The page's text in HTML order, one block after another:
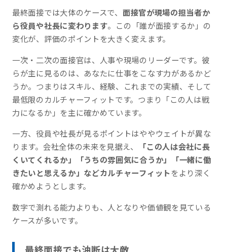
最終面接では大体のケースで、 面接官が現場の担当者か
ら役員や社長に変わります。この「誰が面接するか」の
変化が、評価のポイントを大きく変えます。
一次・二次の面接官は、人事や現場のリーダーです。彼
らが主に見るのは、あなたに仕事をこなす力があるかど
うか。つまりはスキル、経験、これまでの実績、そして
最低限のカルチャーフィットです。つまり「この人は戦
力になるか」を主に確かめています。
一方、役員や社長が見るポイントはややウェイトが異な
ります。会社全体の未来を見据え、
「この人は会社に長
くいてくれるか」「うちの雰囲気に合うか」「一緒に働
きたいと思えるか」などカルチャーフィットをより深く
確かめようとします。
数字で測れる能力よりも、人となりや価値観を見ている
ケースが多いです。
最終面接でも油断は大敵